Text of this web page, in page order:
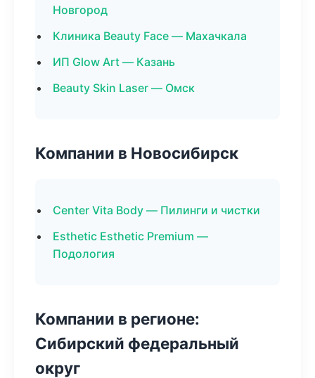
Новгород
Клиника Beauty Face — Махачкала
ИП Glow Art — Казань
Beauty Skin Laser — Омск
Компании в Новосибирск
Center Vita Body — Пилинги и чистки
Esthetic Esthetic Premium —
Подология
Компании в регионе:
Сибирский федеральный
округ